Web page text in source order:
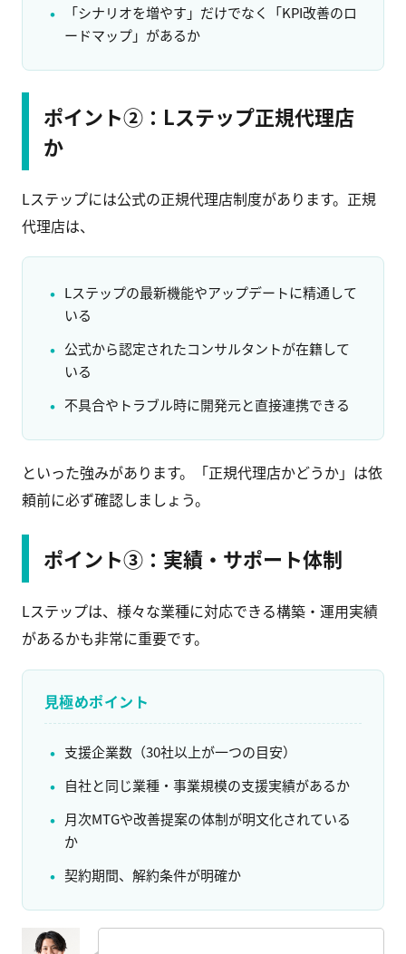
「シナリオを増やす」だけでなく「KPI改善のロ
ードマップ」があるか
ポイント②：Lステップ正規代理店
か
Lステップには公式の正規代理店制度があります。正規
代理店は、
Lステップの最新機能やアップデートに精通して
いる
公式から認定されたコンサルタントが在籍して
いる
不具合やトラブル時に開発元と直接連携できる
といった強みがあります。「正規代理店かどうか」は依
頼前に必ず確認しましょう。
ポイント③：実績・サポート体制
Lステップは、様々な業種に対応できる構築・運用実績
があるかも非常に重要です。
見極めポイント
支援企業数（30社以上が一つの目安）
自社と同じ業種・事業規模の支援実績があるか
月次MTGや改善提案の体制が明文化されている
か
契約期間、解約条件が明確か